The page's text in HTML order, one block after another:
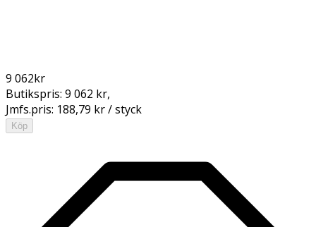
9 062kr
Butikspris: 9 062 kr,
Jmfs.pris: 188,79 kr / styck
Köp